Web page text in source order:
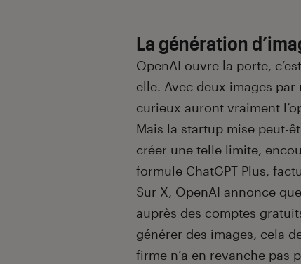
La génération
OpenAI ouvre la porte,
elle. Avec deux images
curieux auront vraiment
Mais la startup mise peut-
créer une telle limite,
formule ChatGPT Plus,
Sur X, OpenAI annonce
auprès des comptes
générer des images, cela
firme n’a en revanche pas